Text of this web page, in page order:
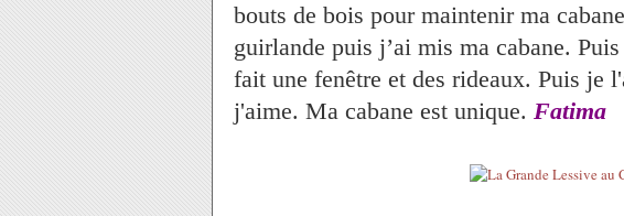
bouts de bois pour maintenir ma
guirlande puis j’ai mis ma cabane.
fait une fenêtre et des rideaux. Puis je
j'aime. Ma cabane est unique. Fatima